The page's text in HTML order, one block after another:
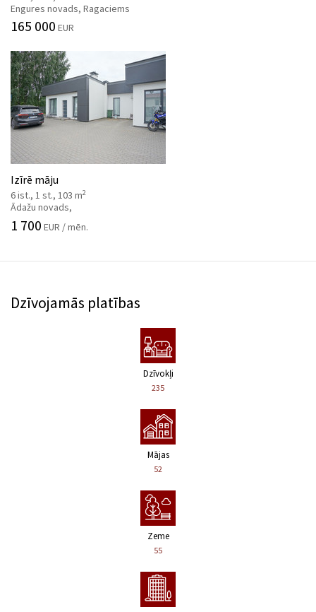
Engures novads, Ragaciems
165 000 EUR
Izīrē māju
6 ist., 1 st., 103 m2
Ādažu novads,
1 700 EUR / mēn.
Dzīvojamās platības
Dzīvokļi
235
Mājas
52
Zeme
55